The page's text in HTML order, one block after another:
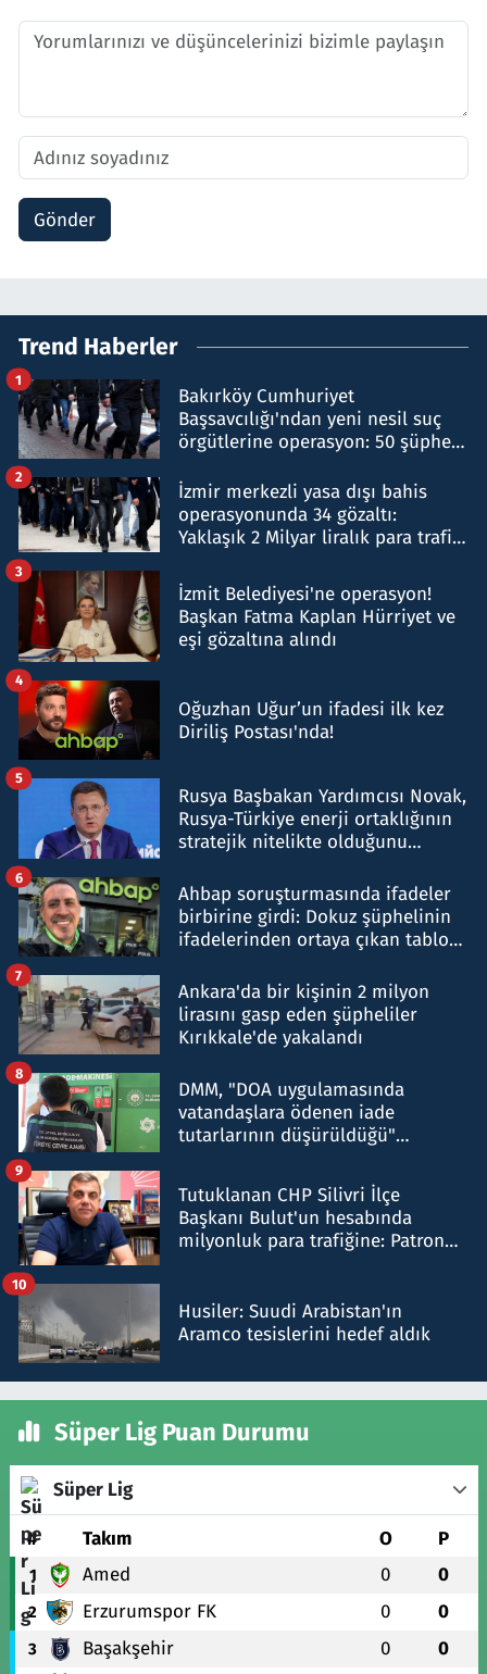
Gönder
Trend Haberler
Bakırköy Cumhuriyet
Başsavcılığı'ndan yeni nesil suç
örgütlerine operasyon: 50 şüpheli
1
İzmir merkezli yasa dışı bahis
operasyonunda 34 gözaltı:
Yaklaşık 2 Milyar liralık para trafiği
2
İzmit Belediyesi'ne operasyon!
Başkan Fatma Kaplan Hürriyet ve
eşi gözaltına alındı
3
Oğuzhan Uğur’un ifadesi ilk kez
Diriliş Postası'nda!
4
Rusya Başbakan Yardımcısı Novak,
Rusya-Türkiye enerji ortaklığının
stratejik nitelikte olduğunu
5
Ahbap soruşturmasında ifadeler
birbirine girdi: Dokuz şüphelinin
ifadelerinden ortaya çıkan tablo
6
Ankara'da bir kişinin 2 milyon
lirasını gasp eden şüpheliler
Kırıkkale'de yakalandı
7
DMM, "DOA uygulamasında
vatandaşlara ödenen iade
tutarlarının düşürüldüğü"
8
Tutuklanan CHP Silivri İlçe
Başkanı Bulut'un hesabında
milyonluk para trafiğine: Patron
9
Husiler: Suudi Arabistan'ın
Aramco tesislerini hedef aldık
10
Süper Lig Puan Durumu
Süper Lig
# Takım O P
1 Amed 0 0
2 Erzurumspor FK 0 0
3 Başakşehir 0 0